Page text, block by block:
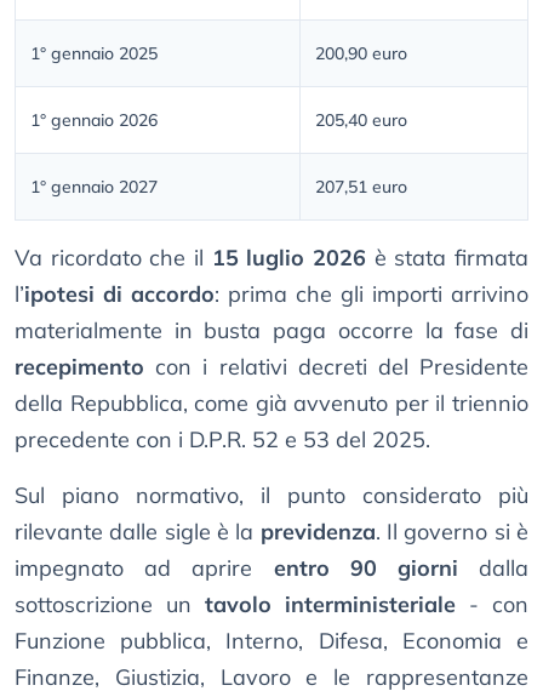
1° gennaio 2025 200,90 euro
1° gennaio 2026 205,40 euro
1° gennaio 2027 207,51 euro
Va ricordato che il 15 luglio 2026 è stata firmata
l’ipotesi di accordo: prima che gli importi arrivino
materialmente in busta paga occorre la fase di
recepimento con i relativi decreti del Presidente
della Repubblica, come già avvenuto per il triennio
precedente con i D.P.R. 52 e 53 del 2025.
Sul piano normativo, il punto considerato più
rilevante dalle sigle è la previdenza. Il governo si è
impegnato ad aprire entro 90 giorni dalla
sottoscrizione un tavolo interministeriale - con
Funzione pubblica, Interno, Difesa, Economia e
Finanze, Giustizia, Lavoro e le rappresentanze